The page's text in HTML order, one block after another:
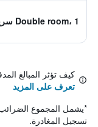
Double room، 1 سرير توأم
كيف تؤثر المبالغ
تعرف على المزيد
*يشمل المجموع
تسجيل المغادرة.